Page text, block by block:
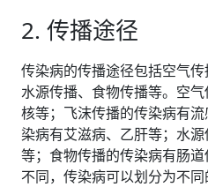
2. 传播途径
传染病的传播途径包括空气传
水源传播、食物传播等。空
核等；飞沫传播的传染病有
染病有艾滋病、乙肝等；水
等；食物传播的传染病有肠
不同，传染病可以划分为不同